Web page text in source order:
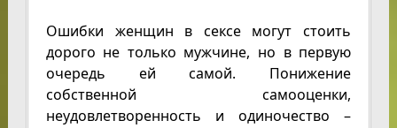
Ошибки женщин в сексе могут стоить
дорого не только мужчине, но в первую
очередь ей самой. Понижение
собственной самооценки,
неудовлетворенность и одиночество –